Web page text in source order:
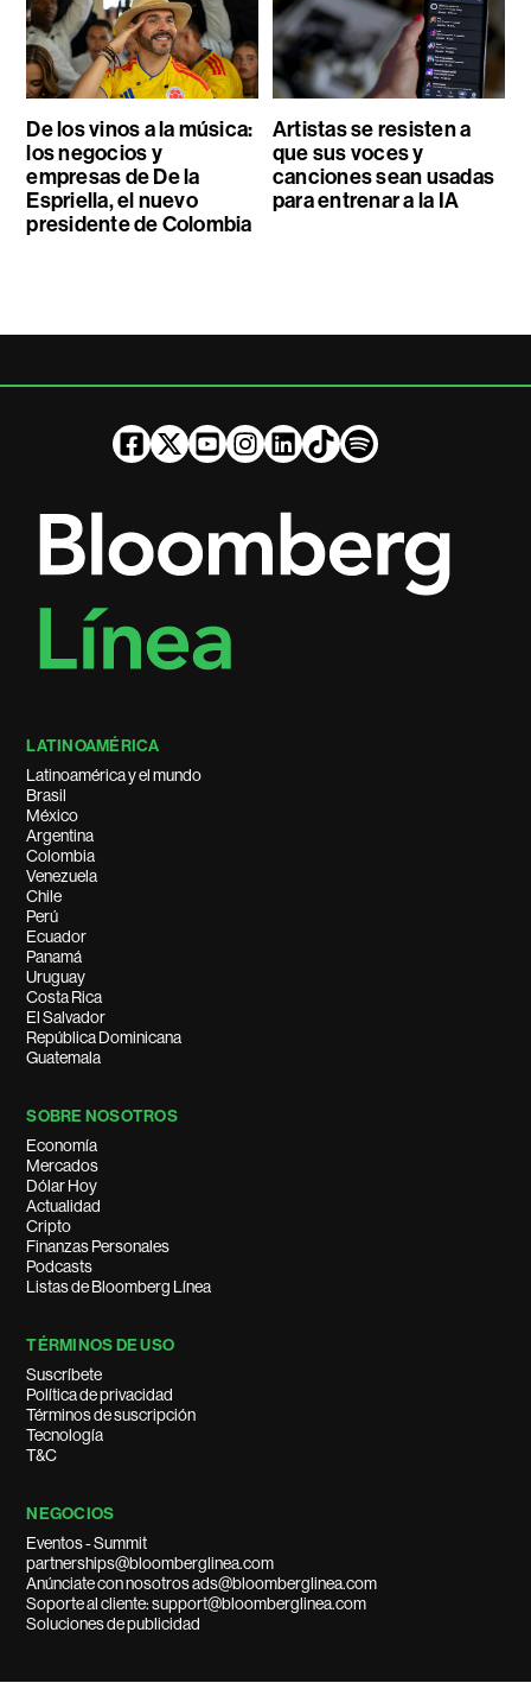
De los vinos a la música:
los negocios y
empresas de De la
Espriella, el nuevo
presidente de Colombia
Artistas se resisten a
que sus voces y
canciones sean usadas
para entrenar a la IA
LATINOAMÉRICA
Latinoamérica y el mundo
Brasil
México
Argentina
Colombia
Venezuela
Chile
Perú
Ecuador
Panamá
Uruguay
Costa Rica
El Salvador
República Dominicana
Guatemala
SOBRE NOSOTROS
Economía
Mercados
Dólar Hoy
Actualidad
Cripto
Finanzas Personales
Podcasts
Listas de Bloomberg Línea
TÉRMINOS DE USO
Suscríbete
Política de privacidad
Términos de suscripción
Tecnología
T&C
NEGOCIOS
Eventos - Summit
partnerships@bloomberglinea.com
Anúnciate con nosotros ads@bloomberglinea.com
Soporte al cliente: support@bloomberglinea.com
Soluciones de publicidad